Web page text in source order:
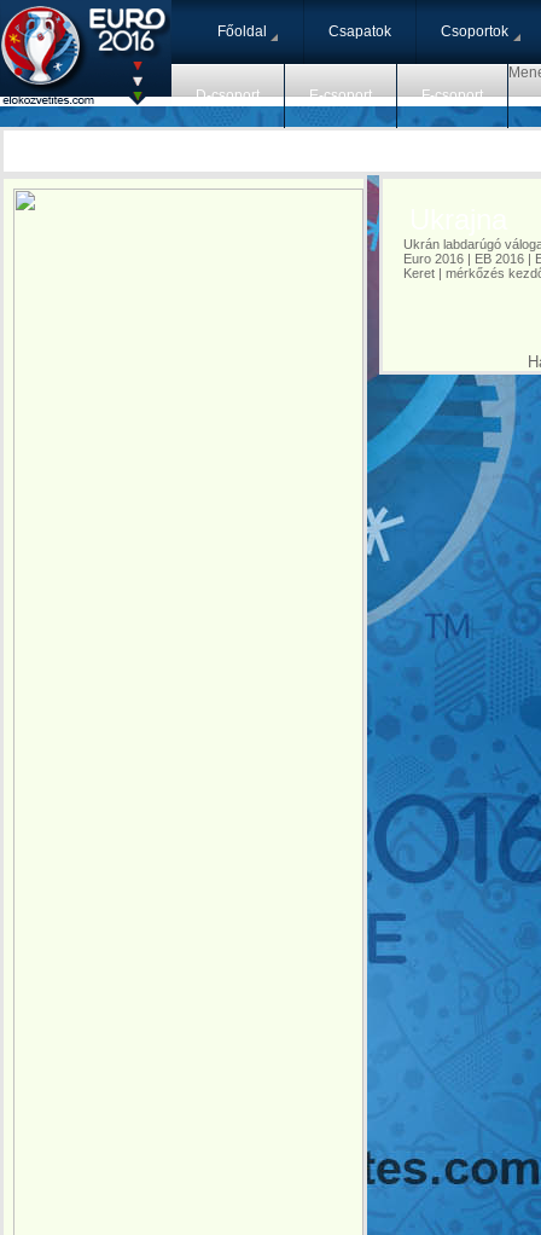
Főoldal Csapatok Csoportok
D-csoport E-csoport F-csoport
Ukrán labdarúgó
Euro 2016 | EB 2016 |
Keret | mérkőzés